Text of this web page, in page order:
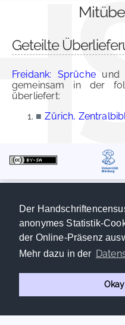
Der
anonymes Statistik-
der Online-Präsenz
Mehr dazu in der
Okay
Geteilte
Freidank: Sprücheund
gemeinsam in der
überliefert:
■ Zürich,